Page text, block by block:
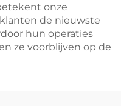
onze
de nieuwste
hun operaties
ze voorblijven op de